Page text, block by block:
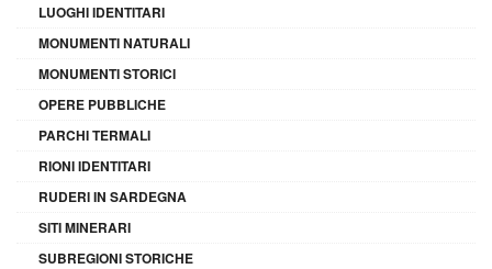
LUOGHI IDENTITARI
MONUMENTI NATURALI
MONUMENTI STORICI
OPERE PUBBLICHE
PARCHI TERMALI
RIONI IDENTITARI
RUDERI IN SARDEGNA
SITI MINERARI
SUBREGIONI STORICHE